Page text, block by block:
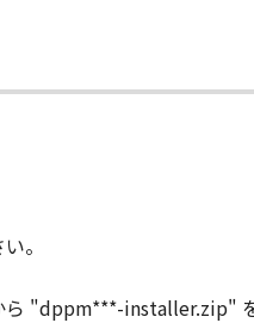
。
ら "dppm***-installer.zip"